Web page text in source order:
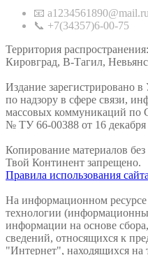
📧 a1234561890@mail.ru
📞 +7(34357)6-00-75
Территория
Кировград, В-Тагил,
Издание зарегистрировано
по надзору в сфере связи,
массовых коммуникаций по
№ ТУ 66-00388 от 16 декабря
Копирование материалов
Твой Континент запрещено.
Правила использования сайта
На информационном
технологии
информации на основе
сведений, относящихся к
"Интернет", находящихся на